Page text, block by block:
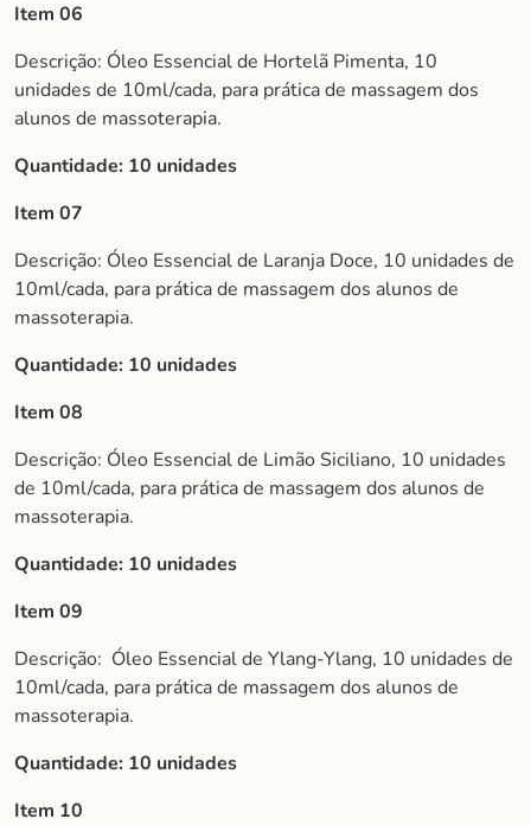
Item 06
Descrição: Óleo Essencial de Hortelã Pimenta, 10
unidades de 10ml/cada, para prática de massagem dos
alunos de massoterapia.
Quantidade: 10 unidades
Item 07
Descrição: Óleo Essencial de Laranja Doce, 10 unidades de
10ml/cada, para prática de massagem dos alunos de
massoterapia.
Quantidade: 10 unidades
Item 08
Descrição: Óleo Essencial de Limão Siciliano, 10 unidades
de 10ml/cada, para prática de massagem dos alunos de
massoterapia.
Quantidade: 10 unidades
Item 09
Descrição: Óleo Essencial de Ylang-Ylang, 10 unidades de
10ml/cada, para prática de massagem dos alunos de
massoterapia.
Quantidade: 10 unidades
Item 10